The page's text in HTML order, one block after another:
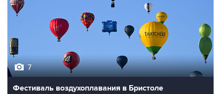
7
Фестиваль воздухоплавания в Бристоле